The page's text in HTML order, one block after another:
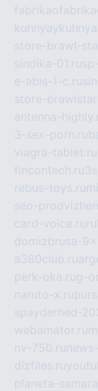
store-brawl-
sindika-01.ru
e-abis-1-c.ru
store-
antenna-
3-sex-porn.ru
viagra-tablet.ru
fincontech.ru
rebus-toys.ru
seo-
card-voice.ru
domizbrusa-
a380club.ru
perk-oka.rug-
naruto-x.ru
spayderhed-
webamator.ru
nv-750.ru
dizfiles.ru
planeta-